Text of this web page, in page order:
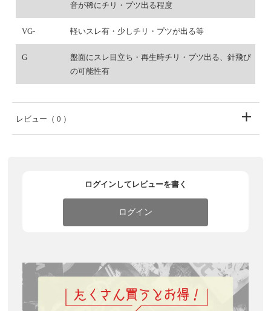
音が稀にチリ・プツ出る程度
VG- 軽いスレ有・少しチリ・プツが出る等
G
盤面にスレ目立ち・再生時チリ・プツ出る、針飛び
の可能性有
レビュー （ 0 ）
ログインしてレビューを書く
ログイン